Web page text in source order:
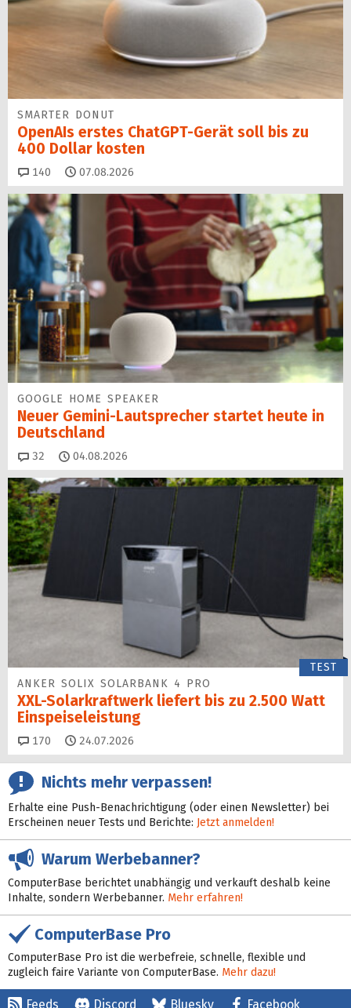
SMARTER DONUT
OpenAIs erstes ChatGPT-Gerät soll bis zu
400 Dollar kosten
140 Kommentare
07.08.2026
GOOGLE HOME SPEAKER
Neuer Gemini-Laut­spre­cher startet heu­te in
Deutschland
32 Kommentare
04.08.2026
TEST
ANKER SOLIX SOLARBANK 4 PRO
XXL-Solarkraftwerk liefert bis zu 2.500 Watt
Einspeise­leistung
170 Kommentare
24.07.2026
Nichts mehr verpassen!
Erhalte eine Push-Benachrichtigung (oder einen Newsletter) bei
Erscheinen neuer Tests und Berichte: Jetzt anmelden!
Warum Werbebanner?
ComputerBase berichtet unabhängig und verkauft deshalb keine
Inhalte, sondern Werbebanner. Mehr erfahren!
ComputerBase Pro
ComputerBase Pro ist die werbefreie, schnelle, flexible und
zugleich faire Variante von ComputerBase. Mehr dazu!
Feeds Discord Bluesky Facebook